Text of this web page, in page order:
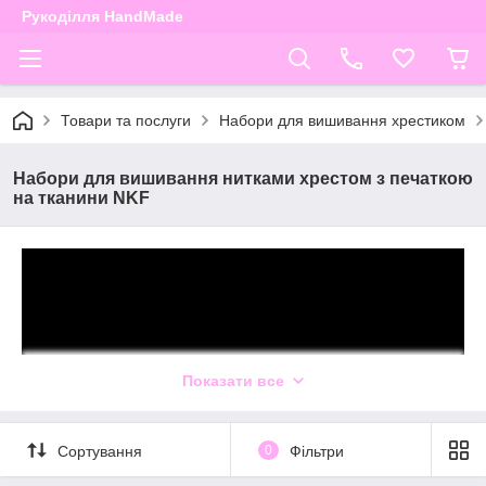
Рукоділля HandMade
Товари та послуги Набори для вишивання хрестиком
Набори для вишивання нитками хрестом з печаткою
на тканини NKF
нанесеним малюнком, муліне, кольорова символьна схема,
дві голки.
Показати все
Сортування 0 Фільтри